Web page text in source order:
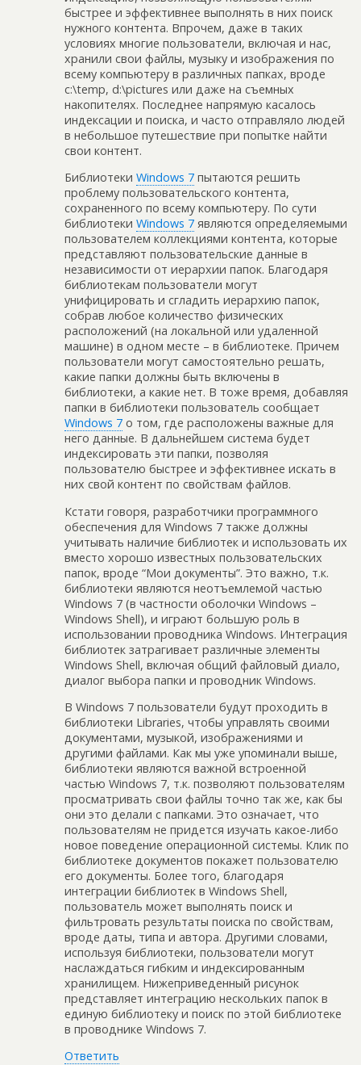
быстрее и эффективнее выполнять в них поиск
нужного контента. Впрочем, даже в таких
условиях многие пользователи, включая и нас,
хранили свои файлы, музыку и изображения по
всему компьютеру в различных папках, вроде
c:\temp, d:\pictures или даже на съемных
накопителях. Последнее напрямую касалось
индексации и поиска, и часто отправляло людей
в небольшое путешествие при попытке найти
свои контент.
Библиотеки Windows 7 пытаются решить
проблему пользовательского контента,
сохраненного по всему компьютеру. По сути
библиотеки Windows 7 являются определяемыми
пользователем коллекциями контента, которые
представляют пользовательские данные в
независимости от иерархии папок. Благодаря
библиотекам пользователи могут
унифицировать и сгладить иерархию папок,
собрав любое количество физических
расположений (на локальной или удаленной
машине) в одном месте – в библиотеке. Причем
пользователи могут самостоятельно решать,
какие папки должны быть включены в
библиотеки, а какие нет. В тоже время, добавляя
папки в библиотеки пользователь сообщает
Windows 7 о том, где расположены важные для
него данные. В дальнейшем система будет
индексировать эти папки, позволяя
пользователю быстрее и эффективнее искать в
них свой контент по свойствам файлов.
Кстати говоря, разработчики программного
обеспечения для Windows 7 также должны
учитывать наличие библиотек и использовать их
вместо хорошо известных пользовательских
папок, вроде “Мои документы”. Это важно, т.к.
библиотеки являются неотъемлемой частью
Windows 7 (в частности оболочки Windows –
Windows Shell), и играют большую роль в
использовании проводника Windows. Интеграция
библиотек затрагивает различные элементы
Windows Shell, включая общий файловый диало,
диалог выбора папки и проводник Windows.
В Windows 7 пользователи будут проходить в
библиотеки Libraries, чтобы управлять своими
документами, музыкой, изображениями и
другими файлами. Как мы уже упоминали выше,
библиотеки являются важной встроенной
частью Windows 7, т.к. позволяют пользователям
просматривать свои файлы точно так же, как бы
они это делали с папками. Это означает, что
пользователям не придется изучать какое-либо
новое поведение операционной системы. Клик по
библиотеке документов покажет пользователю
его документы. Более того, благодаря
интеграции библиотек в Windows Shell,
пользователь может выполнять поиск и
фильтровать результаты поиска по свойствам,
вроде даты, типа и автора. Другими словами,
используя библиотеки, пользователи могут
наслаждаться гибким и индексированным
хранилищем. Нижеприведенный рисунок
представляет интеграцию нескольких папок в
единую библиотеку и поиск по этой библиотеке
в проводнике Windows 7.
Ответить